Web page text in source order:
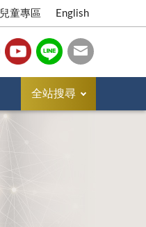
兒童專區 English
全站搜尋